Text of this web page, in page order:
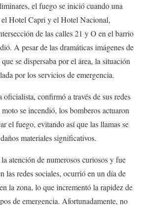
el fuego se inició cuando una
el Hotel Capri y el Hotel Nacional,
de las calles 21 y O en el barrio
A pesar de las dramáticas imágenes de
se dispersaba por el área, la situación
por los servicios de emergencia.
confirmó a través de sus redes
se incendió, los bomberos actuaron
el fuego, evitando así que las llamas se
materiales significativos.
atención de numerosos curiosos y fue
las redes sociales, ocurrió en un día de
la zona, lo que incrementó la rapidez de
de emergencia. Afortunadamente, no